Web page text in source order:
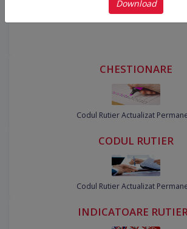
Spor la învățat și baftă la examen!
CHESTIONARE
Codul Rutier Actualizat
CODUL RUTIER
Codul Rutier Actualizat
INDICATOARE
Download